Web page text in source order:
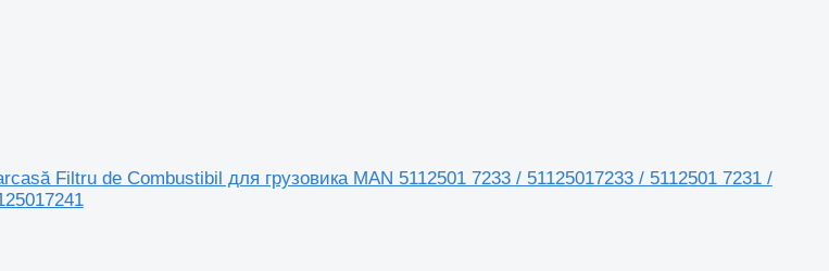
Filtru de Combustibil для грузовика MAN 5112501 7233 / 51125017233 / 5112501 7231 /